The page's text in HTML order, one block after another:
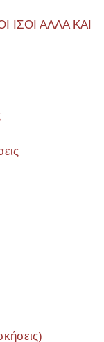
ΙΣΟΙ ΑΛΛΑ ΚΑΙ